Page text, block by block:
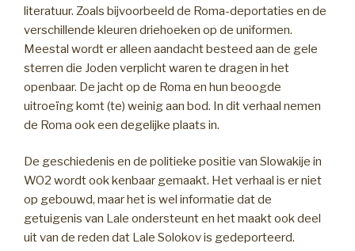
literatuur. Zoals bijvoorbeeld de Roma-deportaties en de
verschillende kleuren driehoeken op de uniformen.
Meestal wordt er alleen aandacht besteed aan de gele
sterren die Joden verplicht waren te dragen in het
openbaar. De jacht op de Roma en hun beoogde
uitroeïng komt (te) weinig aan bod. In dit verhaal nemen
de Roma ook een degelijke plaats in.
De geschiedenis en de politieke positie van Slowakije in
WO2 wordt ook kenbaar gemaakt. Het verhaal is er niet
op gebouwd, maar het is wel informatie dat de
getuigenis van Lale ondersteunt en het maakt ook deel
uit van de reden dat Lale Solokov is gedeporteerd.